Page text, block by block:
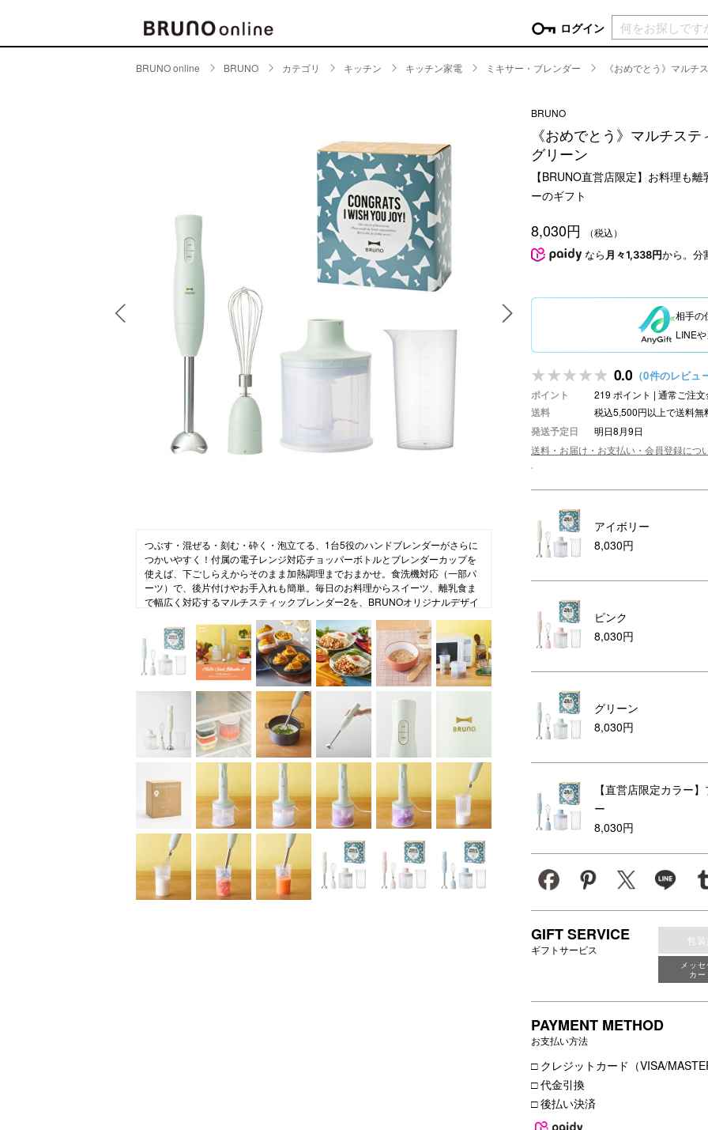
ログイン
ログイン
パスワードをお忘れの方はこちら＞
現在
店舗一覧
CONTENTS
ランキング
コラム
キッチン家電
食器
キッチンツール
キッチンファブリック
インテリア
時計
生活家電
家具・収納
ピクニックアイテム
ランチボックス・弁当箱
ランチバッグ・クーラートート
その他ピクニックアイテム
ビューティー
アロマ
ファッション・トラベル
バッグ
ベビー・キッズアイテム
おもちゃ・トイ
ファッション
その他ベビー・キッズアイテム
BRUNO online BRUNO カテゴリ キッチン キッチン家電 ミキサー・ブレンダー 《おめでとう》マルチ
つぶす・混ぜる・刻む・砕く・泡立てる、1台5役のハンドブレンダーがさらに
つかいやすく！付属の電子レンジ対応チョッパーボトルとブレンダーカップを
使えば、下ごしらえからそのまま加熱調理までおまかせ。食洗機対応（一部パ
ーツ）で、後片付けやお手入れも簡単。毎日のお料理からスイーツ、離乳食ま
で幅広く対応するマルチスティックブレンダー2を、BRUNOオリジナルデザイ
BRUNO
《おめでとう》マルチス
グリーン
【BRUNO直営店限定】お料理も
ーのギフト
8,030円 （税込）
なら 月々1,338円から。分
相手の
LINE
0.0 （0件のレビュ
ポイント 219 ポイント | 通常ご注
送料 税込5,500円以上で送料
発送予定日
明日8月9日
送料・お届け・お支払い・会員登録につ
アイボリー
8,030円
ピンク
8,030円
グリーン
8,030円
【直営店限定カラー
ー
8,030円
GIFT SERVICE
ギフトサービス
包
メッ
カ
PAYMENT METHOD
お支払い方法
□ クレジットカード（VISA/
□ 代金引換
□ 後払い決済